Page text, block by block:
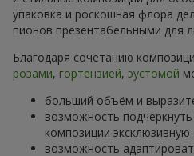
упаковка и роскошная флора
пионов презентабельными для
Благодаря сочетанию
розами, гортензией, эустомой
больший объём и
возможность
композиции эксклюзивную
возможность